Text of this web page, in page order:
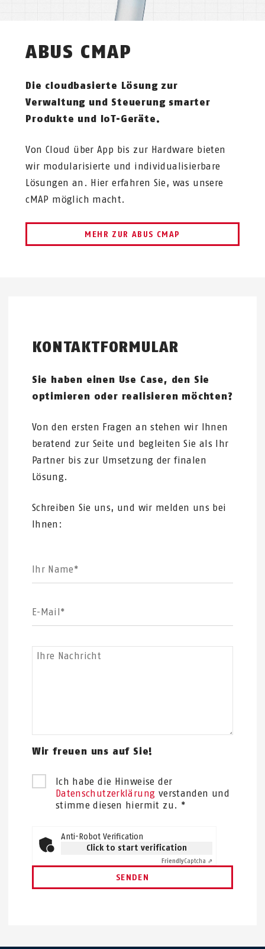
ABUS CMAP
Die cloudbasierte Lösung zur
Verwaltung und Steuerung smarter
Produkte und IoT-Geräte.
Von Cloud über App bis zur Hardware bieten
wir modularisierte und individualisierbare
Lösungen an. Hier erfahren Sie, was unsere
cMAP möglich macht.
MEHR ZUR ABUS CMAP
KONTAKTFORMULAR
Sie haben einen Use Case, den Sie
optimieren oder realisieren möchten?
Von den ersten Fragen an stehen wir Ihnen
beratend zur Seite und begleiten Sie als Ihr
Partner bis zur Umsetzung der finalen
Lösung.
Schreiben Sie uns, und wir melden uns bei
Ihnen:
Ihr Name*
E-Mail*
Ihre Nachricht
Wir freuen uns auf Sie!
Ich habe die Hinweise der
Datenschutzerklärung verstanden und
stimme diesen hiermit zu. *
Anti-Robot Verification
Click to start verification
FriendlyCaptcha ⇗
SENDEN